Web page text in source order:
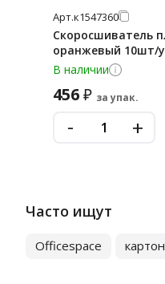
Арт.к1547360
Скоросшиватель
оранжевый 10шт/
В наличии
456₽ за упак.
- +
Часто ищут
Officespace